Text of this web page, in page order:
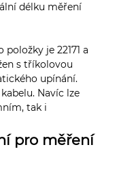
délku měření
je 22171 a
s tříkolovou
upínání.
Navíc lze
tak i
pro měření